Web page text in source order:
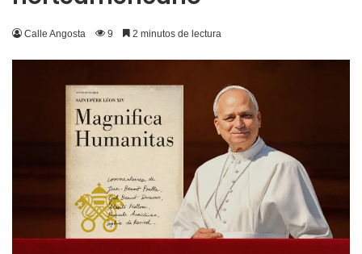
Calle Angosta 9 2 minutos de lectura